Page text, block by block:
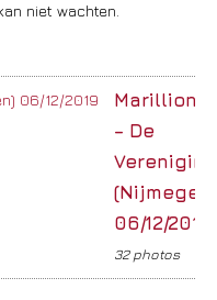
niet wachten.
Marillion
– De
Vereniging
(Nijmegen)
06/12/2019
32 photos